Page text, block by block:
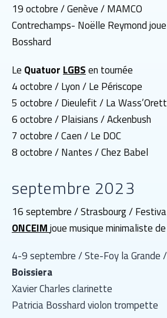
19 octobre / Genève / MAMCO
Contrechamps- Noëlle Reymond joue
Bosshard
Le Quatuor LGBSen tournée
4 octobre / Lyon / Le Périscope
5 octobre / Dieulefit / La
6 octobre / Plaisians / Ackenbush
7 octobre / Caen / Le DOC
8 octobre / Nantes / Chez Babel
septembre 2023
16 septembre / Strasbourg /
ONCEIMjoue musique minimaliste
4-9 septembre / Ste-Foy la Grande
Boissiera
Xavier Charles clarinette
Patricia Bosshard violon trompette